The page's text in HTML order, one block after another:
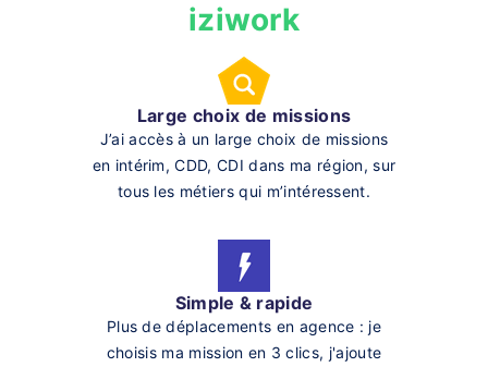
iziwork
Large choix de missions
J’ai accès à un large choix de missions
en intérim, CDD, CDI dans ma région, sur
tous les métiers qui m’intéressent.
Simple & rapide
Plus de déplacements en agence : je
choisis ma mission en 3 clics, j'ajoute